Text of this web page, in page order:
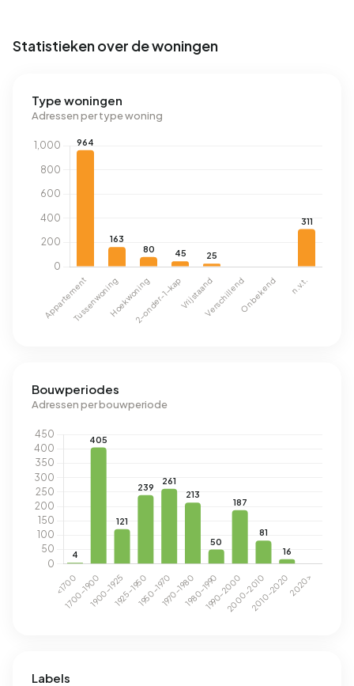
Statistieken over de woningen
Type woningen
Adressen per type woning
Bouwperiodes
Adressen per bouwperiode
Labels